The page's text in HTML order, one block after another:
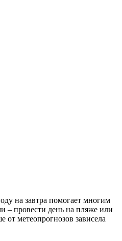
на завтра помогает многим
– провести день на пляже или
от метеопрогнозов зависела